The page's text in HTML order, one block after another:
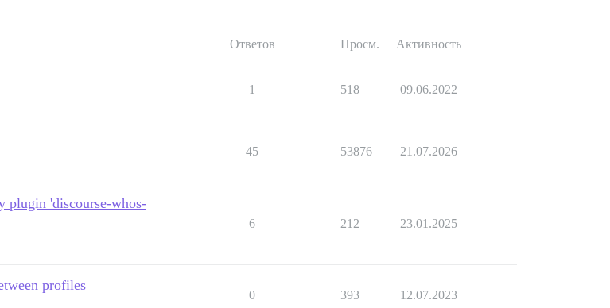
Ответов Просм. Активность
1 518 09.06.2022
45 53876 21.07.2026
plugin 'discourse-whos-
6 212 23.01.2025
profiles
0 393 12.07.2023